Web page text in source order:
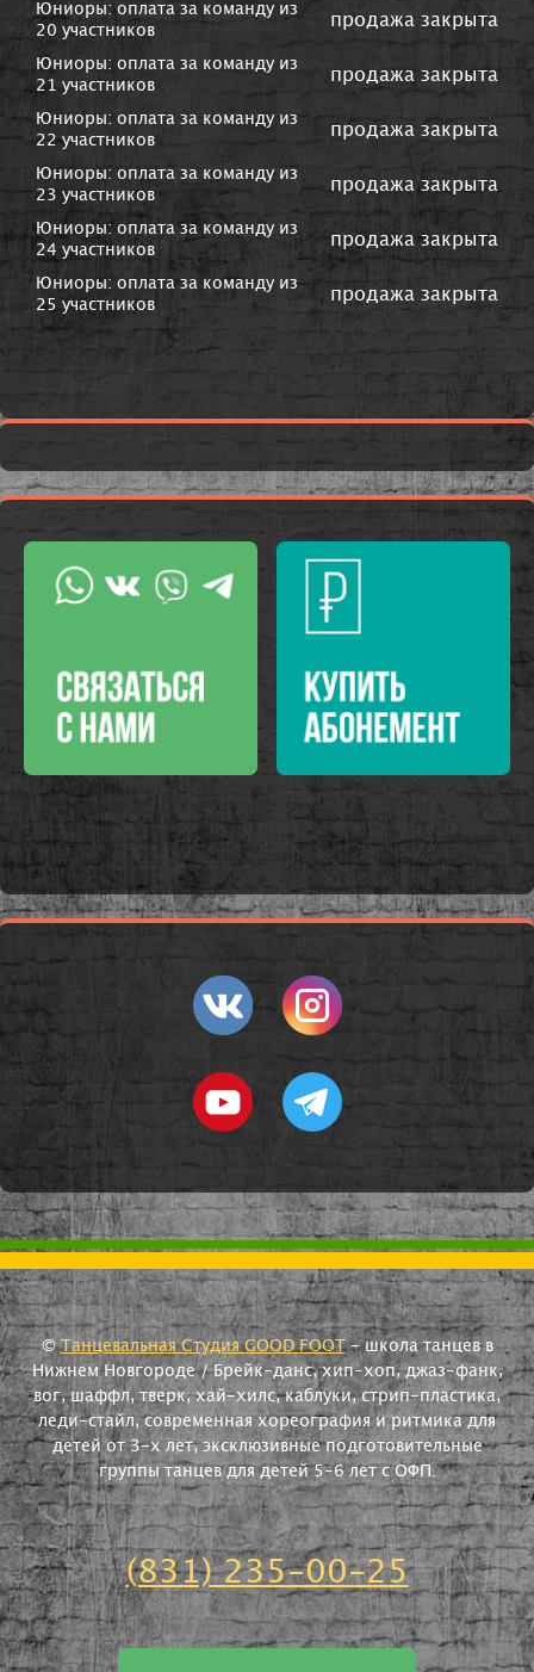
Юниоры: оплата за команду из
20 участников
продажа закрыта
Юниоры: оплата за команду из
21 участников
продажа закрыта
Юниоры: оплата за команду из
22 участников
продажа закрыта
Юниоры: оплата за команду из
23 участников
продажа закрыта
Юниоры: оплата за команду из
24 участников
продажа закрыта
Юниоры: оплата за команду из
25 участников
продажа закрыта
©Танцевальная Студия GOOD FOOT- школа танцев в
Нижнем Новгороде / Брейк-данс, хип-хоп, джаз-фанк,
вог, шаффл, тверк, хай-хилс, каблуки, стрип-пластика,
леди-стайл, современная хореография и ритмика для
детей от 3-х лет, эксклюзивные подготовительные
группы танцев для детей 5-6 лет с ОФП.
(831) 235-00-25